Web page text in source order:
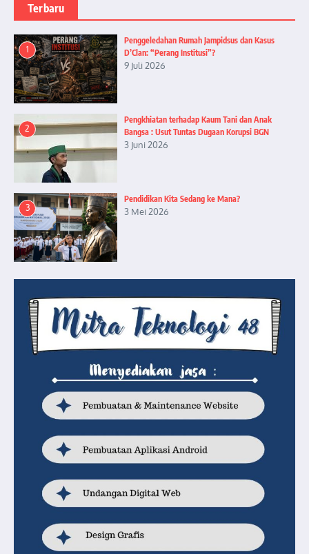
Terbaru
1
Penggeledahan Rumah Jampidsus dan Kasus
D’Clan: “Perang Institusi”?
9 Juli 2026
2
Pengkhiatan terhadap Kaum Tani dan Anak
Bangsa : Usut Tuntas Dugaan Korupsi BGN
3 Juni 2026
3
Pendidikan Kita Sedang ke Mana?
3 Mei 2026